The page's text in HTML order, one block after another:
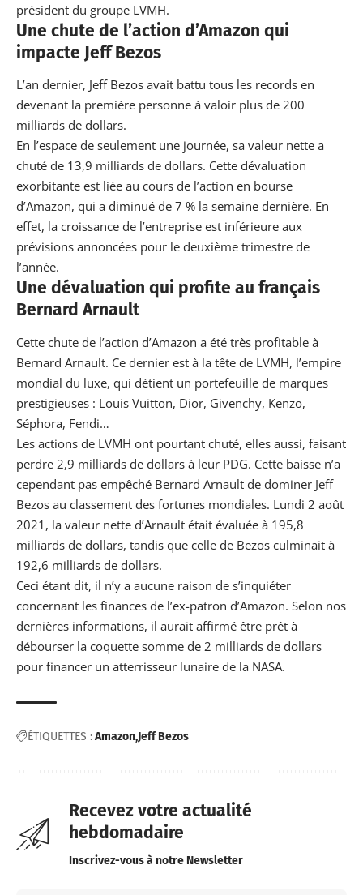
président du groupe LVMH.
Une chute de l’action d’Amazon qui
impacte Jeff Bezos
L’an dernier, Jeff Bezos avait battu tous les records en
devenant la première personne à valoir plus de 200
milliards de dollars.
En l’espace de seulement une journée, sa valeur nette a
chuté de 13,9 milliards de dollars. Cette dévaluation
exorbitante est liée au cours de l’action en bourse
d’Amazon, qui a diminué de 7 % la semaine dernière. En
effet, la croissance de l’entreprise est inférieure aux
prévisions annoncées pour le deuxième trimestre de
l’année.
Une dévaluation qui profite au français
Bernard Arnault
Cette chute de l’action d’Amazon a été très profitable à
Bernard Arnault. Ce dernier est à la tête de LVMH, l’empire
mondial du luxe, qui détient un portefeuille de marques
prestigieuses : Louis Vuitton, Dior, Givenchy, Kenzo,
Séphora, Fendi…
Les actions de LVMH ont pourtant chuté, elles aussi, faisant
perdre 2,9 milliards de dollars à leur PDG. Cette baisse n’a
cependant pas empêché Bernard Arnault de dominer Jeff
Bezos au classement des fortunes mondiales. Lundi 2 août
2021, la valeur nette d’Arnault était évaluée à 195,8
milliards de dollars, tandis que celle de Bezos culminait à
192,6 milliards de dollars.
Ceci étant dit, il n’y a aucune raison de s’inquiéter
concernant les finances de l’ex-patron d’Amazon. Selon nos
dernières informations, il aurait affirmé être prêt à
débourser la coquette somme de 2 milliards de dollars
pour financer un atterrisseur lunaire de la NASA.
ÉTIQUETTES :Amazon Jeff Bezos
Recevez votre actualité
hebdomadaire
Inscrivez-vous à notre Newsletter